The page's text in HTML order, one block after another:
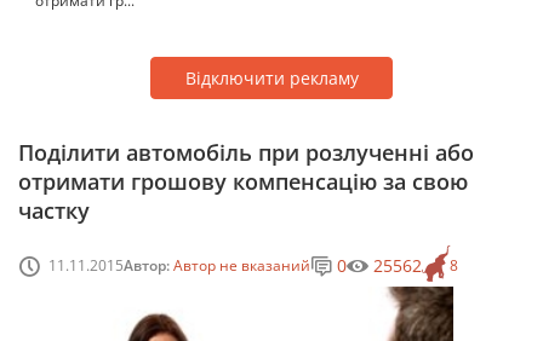
Відключити рекламу
Поділити автомобіль при розлученні або
отримати грошову компенсацію за свою
частку
11.11.2015Автор:Автор не вказаний 8
0 25562